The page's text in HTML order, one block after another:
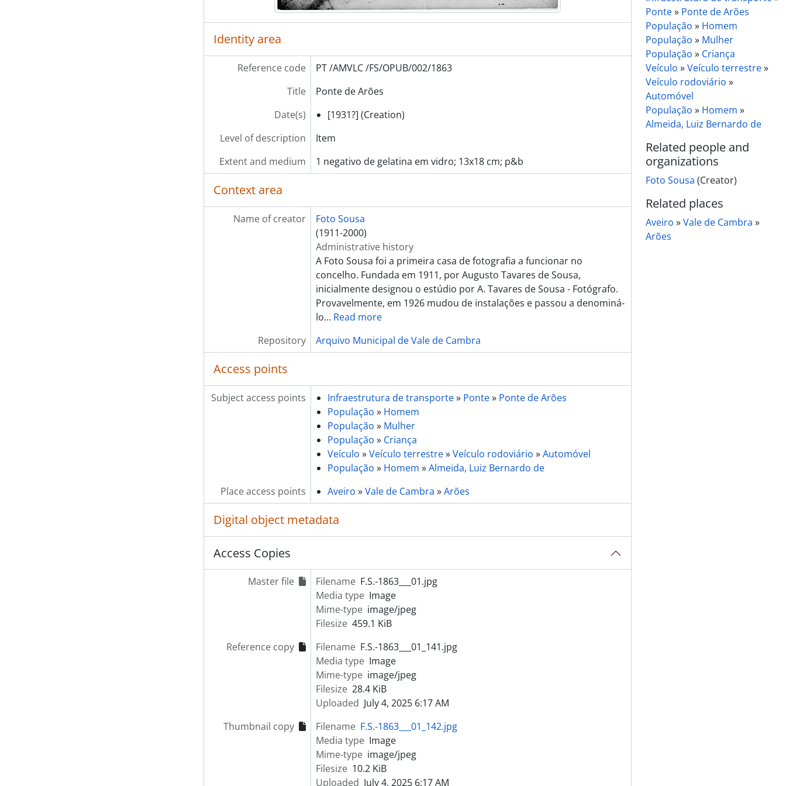
Identity area
Reference code
PT /AMVLC /FS/OPUB/002/1863
Title
Ponte de Arões
Date(s)
[1931?] (Creation)
Level of description
Item
Extent and medium
1 negativo de gelatina em vidro; 13x18 cm; p&b
Context area
Name of creator
Foto Sousa
(1911-2000)
Administrative history
A Foto Sousa foi a primeira casa de fotografia a funcionar no
concelho. Fundada em 1911, por Augusto Tavares de Sousa,
inicialmente designou o estúdio por A. Tavares de Sousa - Fotógrafo.
Provavelmente, em 1926 mudou de instalações e passou a denominá-
lo… Read more
Repository
Arquivo Municipal de Vale de Cambra
Access points
Subject access points Infraestrutura de transporte» Ponte» Ponte de Arões
População » Homem
População » Mulher
População » Criança
Veículo »Veículo terrestre»Veículo rodoviário »Automóvel
População » Homem »Almeida, Luiz Bernardo de
Place access points
Aveiro »Vale de Cambra »Arões
Digital object metadata
Access Copies
Master file Filename F.S.-1863___01.jpg
Media type Image
Mime-type image/jpeg
Filesize 459.1 KiB
Reference copy
Filename F.S.-1863___01_141.jpg
Media type Image
Mime-type image/jpeg
Filesize 28.4 KiB
Uploaded July 4, 2025 6:17 AM
Thumbnail copy
Filename F.S.-1863___01_142.jpg
Media type Image
Mime-type image/jpeg
Filesize 10.2 KiB
Uploaded July 4, 2025 6:17 AM
Ponte» Ponte de Arões
População » Homem
População » Mulher
População » Criança
Veículo »Veículo terrestre»
Veículo rodoviário »
Automóvel
População » Homem »
Almeida, Luiz Bernardo de
Related people and
organizations
Foto Sousa (Creator)
Related places
Aveiro »Vale de Cambra »
Arões